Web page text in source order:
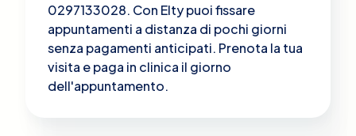
0297133028. Con Elty puoi fissare
appuntamenti a distanza di pochi giorni
senza pagamenti anticipati. Prenota la tua
visita e paga in clinica il giorno
dell'appuntamento.